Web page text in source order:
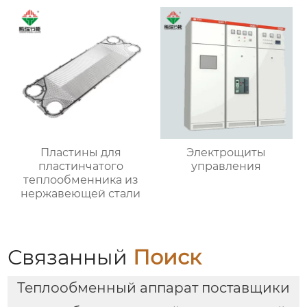
Пластины для
пластинчатого
теплообменника из
нержавеющей стали
Электрощиты
управления
Связанный Поиск
Теплообменный аппарат поставщики